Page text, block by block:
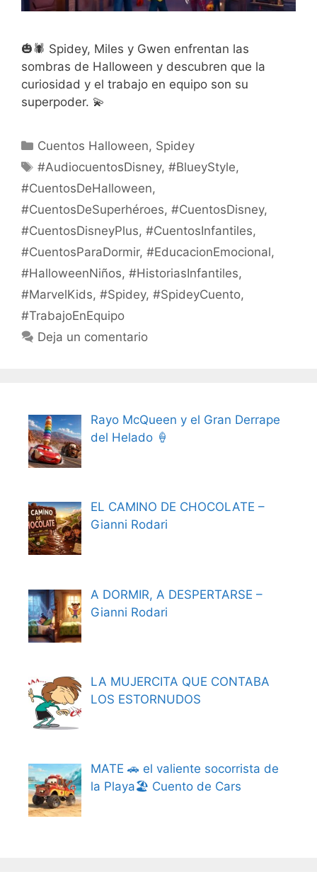
🎃🕷️ Spidey, Miles y Gwen enfrentan las
sombras de Halloween y descubren que la
curiosidad y el trabajo en equipo son su
superpoder. 💫
Categorías
Cuentos Halloween, Spidey
Etiquetas
#AudiocuentosDisney,#BlueyStyle,
#CuentosDeHalloween,
#CuentosDeSuperhéroes, #CuentosDisney,
#CuentosDisneyPlus, #CuentosInfantiles,
#CuentosParaDormir, #EducacionEmocional,
#HalloweenNiños, #HistoriasInfantiles,
#MarvelKids, #Spidey, #SpideyCuento,
#TrabajoEnEquipo
Deja un comentario
Rayo McQueen y el Gran Derrape
del Helado 🍦
EL CAMINO DE CHOCOLATE –
Gianni Rodari
A DORMIR, A DESPERTARSE –
Gianni Rodari
LA MUJERCITA QUE CONTABA
LOS ESTORNUDOS
MATE 🚗 el valiente socorrista de
la Playa🏖️ Cuento de Cars